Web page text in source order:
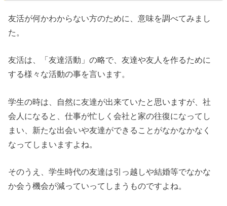
友活が何かわからない方のために、意味を調べてみまし
た。
友活は、「友達活動」の略で、友達や友人を作るために
する様々な活動の事を言います。
学生の時は、自然に友達が出来ていたと思いますが、社
会人になると、仕事が忙しく会社と家の往復になってし
まい、新たな出会いや友達ができることがなかなかなく
なってしまいますよね。
そのうえ、学生時代の友達は引っ越しや結婚等でなかな
か会う機会が減っていってしまうものですよね。